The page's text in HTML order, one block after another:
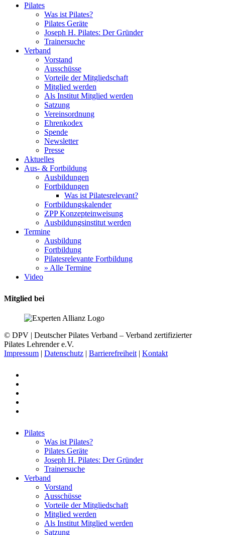
Pilates
Was ist Pilates?
Pilates Geräte
Joseph H. Pilates: Der Gründer
Trainersuche
Verband
Vorstand
Ausschüsse
Vorteile der Mitgliedschaft
Mitglied werden
Als Institut Mitglied werden
Satzung
Vereinsordnung
Ehrenkodex
Spende
Newsletter
Presse
Aktuelles
Aus- & Fortbildung
Ausbildungen
Fortbildungen
Was ist Pilatesrelevant?
Fortbildungskalender
ZPP Konzepteinweisung
Ausbildungsinstitut werden
Termine
Ausbildung
Fortbildung
Pilatesrelevante Fortbildung
» Alle Termine
Video
Mitglied bei
© DPV | Deutscher Pilates Verband – Verband zertifizierter
Pilates Lehrender e.V.
Impressum | Datenschutz | Barrierefreiheit | Kontakt
Close
Pilates
Was ist Pilates?
Pilates Geräte
Joseph H. Pilates: Der Gründer
Trainersuche
Verband
Vorstand
Ausschüsse
Vorteile der Mitgliedschaft
Mitglied werden
Als Institut Mitglied werden
Satzung